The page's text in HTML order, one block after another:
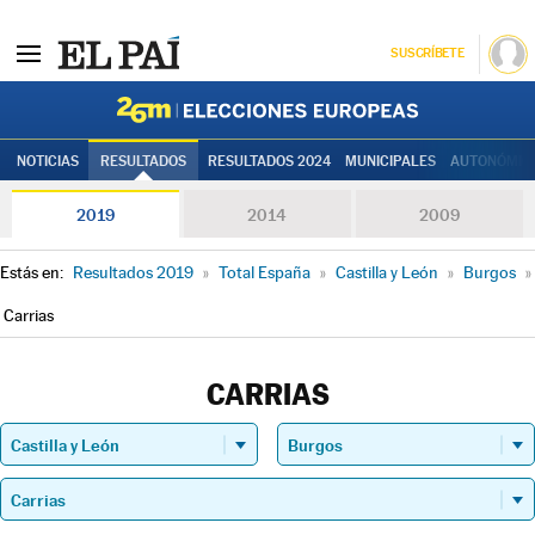
SUSCRÍBETE
NOTICIAS RESULTADOS RESULTADOS 2024 MUNICIPALES
2019 2014 2009
Estás en: Resultados 2019 » Total España » Castilla y León » Burgos »
Carrias
CARRIAS